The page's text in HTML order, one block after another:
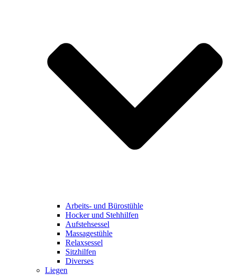
Arbeits- und Bürostühle
Hocker und Stehhilfen
Aufstehsessel
Massagestühle
Relaxsessel
Sitzhilfen
Diverses
Liegen